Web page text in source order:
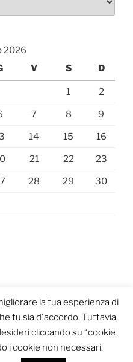
2026
V S D
1 2
7 8 9
14 15 16
21 22 23
28 29 30
la tua esperienza di
tu sia d'accordo. Tuttavia,
cliccando su “cookie
i cookie non necessari.